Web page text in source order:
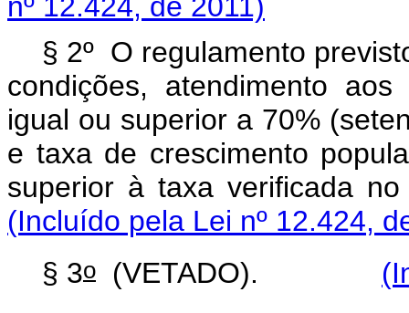
§ 2º O regulamento
condições, atendimento
igual ou superior a 70%
e taxa de crescimento
superior à taxa verificada
(Incluído pela Lei nº 12.424,
§ 3o (VETADO).